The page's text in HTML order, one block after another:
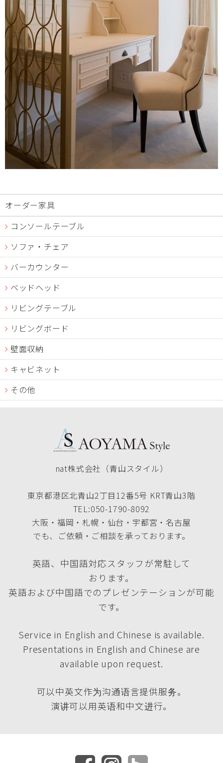
オーダー家具
コンソールテーブル
ソファ・チェア
バーカウンター
ベッドヘッド
リビングテーブル
リビングボード
壁面収納
キャビネット
その他
nat株式会社（青山スタイル）
東京都港区北青山2丁目12番5号 KRT青山3階
TEL:050-1790-8092
大阪・福岡・札幌・仙台・宇都宮・名古屋
でも、ご依頼・ご相談を承っております。
英語、中国語対応スタッフが常駐して
おります。
英語および中国語でのプレゼンテーションが可能
です。
Service in English and Chinese is available.
Presentations in English and Chinese are
available upon request.
可以中英文作为沟通语言提供服务。
演讲可以用英语和中文进行。